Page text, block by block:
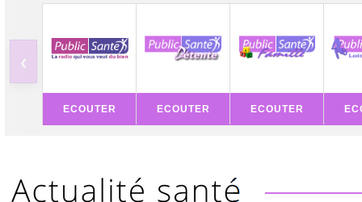
‹
ECOUTER ECOUTER ECOUTER